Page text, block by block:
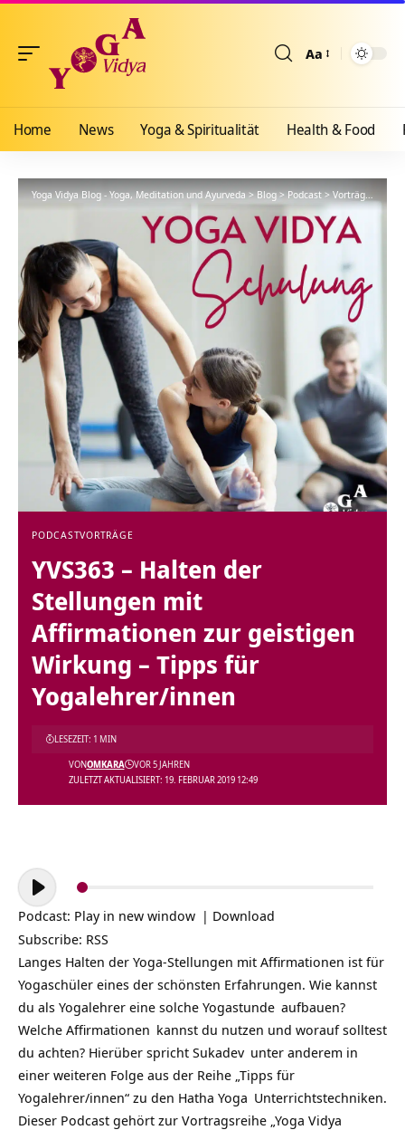
Aa
Home News Yoga & Spiritualität Health & Food
Yoga Vidya Blog - Yoga, Meditation und Ayurveda>Blog>Podcast>Vorträge >
PODCASTVORTRÄGE
YVS363 – Halten der
Stellungen mit
Affirmationen zur geistigen
Wirkung – Tipps für
Yogalehrer/innen
ZULETZT AKTUALISIERT: 19. FEBRUAR 2019 12:49
VONOMKARA VOR 5 JAHREN
LESEZEIT: 1 MIN
Audio-
Player
Podcast: Play in new window | Download
Subscribe: RSS
Langes Halten der Yoga-Stellungen mit Affirmationen ist für
Yogaschüler eines der schönsten Erfahrungen. Wie kannst
du als Yogalehrer eine solche Yogastunde aufbauen?
Welche Affirmationen kannst du nutzen und worauf solltest
du achten? Hierüber spricht Sukadev unter anderem in
einer weiteren Folge aus der Reihe „Tipps für
Yogalehrer/innen“ zu den Hatha Yoga Unterrichtstechniken.
Dieser Podcast gehört zur Vortragsreihe „Yoga Vidya